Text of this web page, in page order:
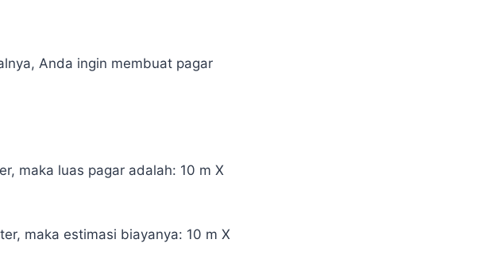
Anda ingin membuat pagar
maka luas pagar adalah: 10 m X
maka estimasi biayanya: 10 m X